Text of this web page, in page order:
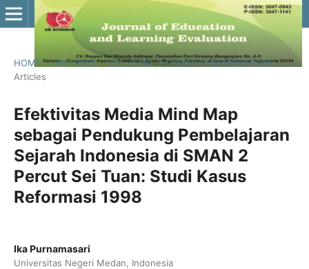
HOME / ARCHIVES / VOL. 2 NO. 2 (2025): DESEMBER 2025 /
Articles
Efektivitas Media Mind Map
sebagai Pendukung Pembelajaran
Sejarah Indonesia di SMAN 2
Percut Sei Tuan: Studi Kasus
Reformasi 1998
Ika Purnamasari
Universitas Negeri Medan, Indonesia